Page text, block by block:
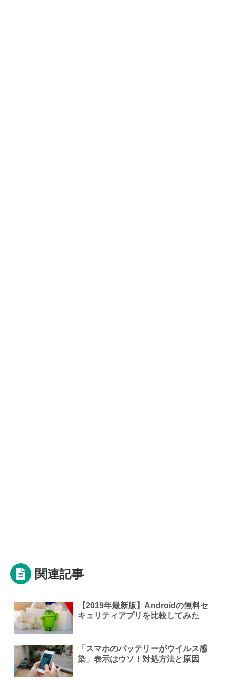
関連記事
【2019年最新版】Androidの無料セ
キュリティアプリを比較してみた
「スマホのバッテリーがウイルス感
染」表示はウソ！対処方法と原因